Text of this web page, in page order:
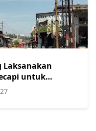
Laksanakan
untuk